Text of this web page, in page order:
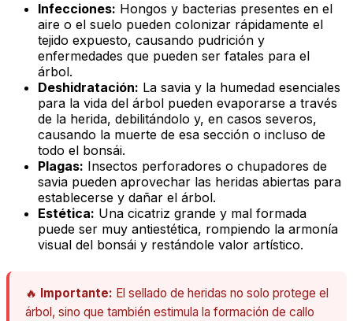
Infecciones: Hongos y bacterias presentes en el
aire o el suelo pueden colonizar rápidamente el
tejido expuesto, causando pudrición y
enfermedades que pueden ser fatales para el
árbol.
Deshidratación: La savia y la humedad esenciales
para la vida del árbol pueden evaporarse a través
de la herida, debilitándolo y, en casos severos,
causando la muerte de esa sección o incluso de
todo el bonsái.
Plagas: Insectos perforadores o chupadores de
savia pueden aprovechar las heridas abiertas para
establecerse y dañar el árbol.
Estética: Una cicatriz grande y mal formada
puede ser muy antiestética, rompiendo la armonía
visual del bonsái y restándole valor artístico.
🔥 Importante: El sellado de heridas no solo protege el
árbol, sino que también estimula la formación de callo